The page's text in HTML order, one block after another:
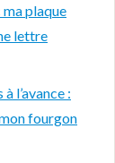
ma plaque
lettre
l’avance :
fourgon